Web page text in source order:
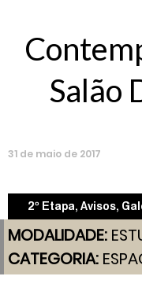
Salão
31 de maio de 2017
2º Etapa, Avisos,
MODALIDADE:
CATEGORIA: